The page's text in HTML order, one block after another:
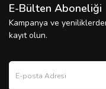
E-Bülten Aboneliği
Kampanya ve
kayıt olun.